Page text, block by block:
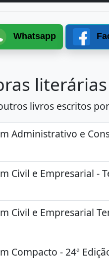
Whatsapp
livros escritos
Administrativo e
Civil e Empresarial -
Civil e Empresarial
Compacto - 24ª